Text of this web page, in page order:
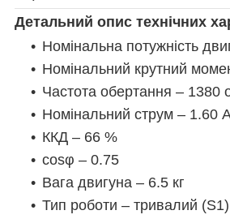
Детальний опис технічних
Номінальна потужність
Номінальний крутний
Частота обертання – 1380
Номінальний струм – 1.60
ККД – 66 %
cosφ – 0.75
Вага двигуна – 6.5 кг
Тип роботи – тривалий (S1)